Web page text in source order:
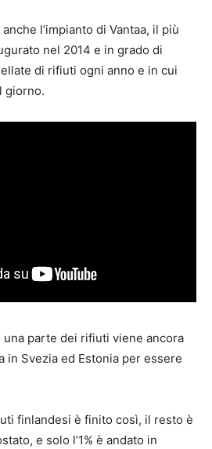
l’impianto di Vantaa, il più
nel 2014 e in grado di
di rifiuti ogni anno e in cui
giorno.
una parte dei rifiuti viene ancora
in Svezia ed Estonia per essere
finlandesi è finito così, il resto è
e solo l’1% è andato in